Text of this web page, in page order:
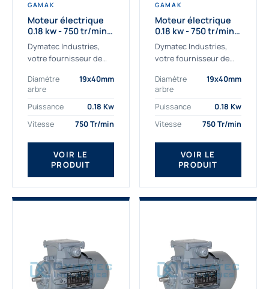
GAMAK
Moteur électrique
0.18 kw - 750 tr/min -
230/400V - IE2
Dymatec Industries,
votre fournisseur de
kw. Dymatec Industries
vous propose le moteur
électrique 0.18 kw, un
qualité Gamak...
Diamètre
arbre
19x40mm
Puissance
0.18 Kw
Vitesse
750 Tr/min
VOIR LE
PRODUIT
GAMAK
Moteur électrique
0.18 kw - 750 tr/min -
230/400V - IE3
Dymatec Industries,
votre fournisseur de
kw. Dymatec Industries
vous propose le moteur
électrique 0.18 kw, un
moteur de qualité...
Diamètre
arbre
19x40mm
Puissance
0.18 Kw
Vitesse
750 Tr/min
VOIR LE
PRODUIT